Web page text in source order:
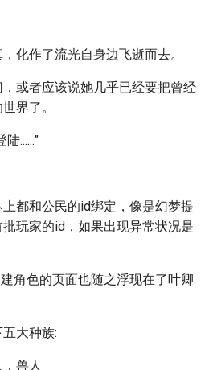
化作了流光自身边飞逝而去。
或者应该说她几乎已经要把曾经
界了。
......”
都和公民的id绑定，像是幻梦提
玩家的id，如果出现异常状况是
角色的页面也随之浮现在了叶卿
大种族:
兽人